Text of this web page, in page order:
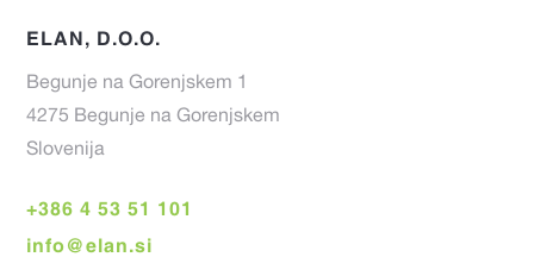
ELAN, D.O.O.
Begunje na Gorenjskem 1
4275 Begunje na Gorenjskem
Slovenija
+386 4 53 51 101
info@elan.si